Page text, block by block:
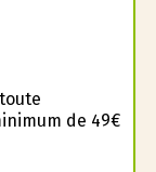
de 49€